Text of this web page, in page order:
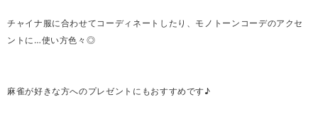
チャイナ服に合わせてコーディネートしたり、モノトーンコーデのアクセ
ントに…使い方色々◎
麻雀が好きな方へのプレゼントにもおすすめです♪